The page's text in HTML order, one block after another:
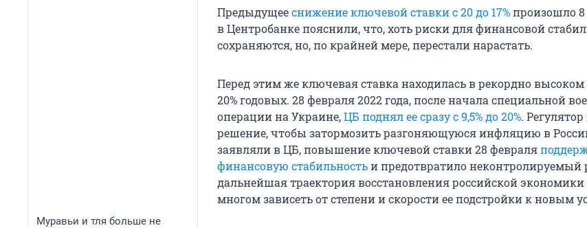
Муравьи и тля больше не
Предыдущееснижение ключевой ставки с 20 до 17%произошло 8
в Центробанке пояснили, что, хоть риски для финансовой
сохраняются, но, по крайней мере, перестали нарастать.
Перед этим же ключевая ставка находилась в рекордно
20% годовых. 28 февраля 2022 года, после начала специальной
операции на Украине,ЦБ поднял ее сразу с 9,5% до 20%.
решение, чтобы затормозить разгоняющуюся инфляцию в
заявляли в ЦБ, повышение ключевой ставки 28 февраля
финансовую стабильностьи предотвратило неконтролируемый
дальнейшая траектория восстановления российской экономики
многом зависеть от степени и скорости ее подстройки к новым